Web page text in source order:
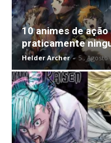
10 animes de
praticamente
Helder Archer - 5 , Agosto